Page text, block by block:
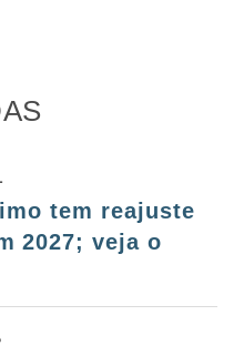
tem reajuste
2027; veja o